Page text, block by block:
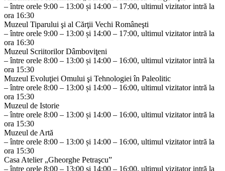
– între orele 9:00 – 13:00 și 14:00 – 17:00, ultimul vizitator intră la
ora 16:30
Muzeul Tiparului şi al Cărţii Vechi Româneşti
– între orele 9:00 – 13:00 și 14:00 – 17:00, ultimul vizitator intră la
ora 16:30
Muzeul Scriitorilor Dâmboviţeni
– între orele 8:00 – 13:00 și 14:00 – 16:00, ultimul vizitator intră la
ora 15:30
Muzeul Evoluţiei Omului şi Tehnologiei în Paleolitic
– între orele 8:00 – 13:00 și 14:00 – 16:00, ultimul vizitator intră la
ora 15:30
Muzeul de Istorie
– între orele 8:00 – 13:00 și 14:00 – 16:00, ultimul vizitator intră la
ora 15:30
Muzeul de Artă
– între orele 8:00 – 13:00 și 14:00 – 16:00, ultimul vizitator intră la
ora 15:30
Casa Atelier „Gheorghe Petraşcu”
– între orele 8:00 – 13:00 și 14:00 – 16:00, ultimul vizitator intră la